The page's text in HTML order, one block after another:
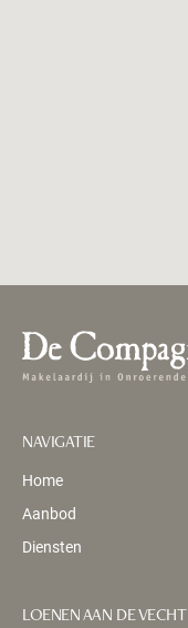
NAVIGATIE
Home
Aanbod
Diensten
LOENEN AAN DE VECHT